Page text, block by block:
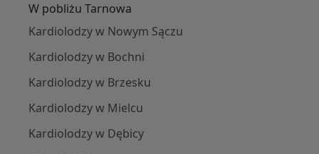
W pobliżu Tarnowa
Kardiolodzy w Nowym Sączu
Kardiolodzy w Bochni
Kardiolodzy w Brzesku
Kardiolodzy w Mielcu
Kardiolodzy w Dębicy